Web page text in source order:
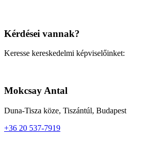
Kérdései vannak?
Keresse kereskedelmi képviselőinket:
Mokcsay Antal
Duna-Tisza köze, Tiszántúl, Budapest
+36 20 537-7919